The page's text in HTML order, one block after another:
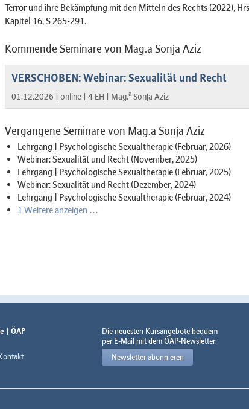
Terror und ihre Bekämpfung mit den Mitteln des Rechts (2022),
Kapitel 16, S 265-291.
Kommende Seminare von Mag.a Sonja Aziz
VERSCHOBEN: Webinar: Sexualität und Recht
01.12.2026 | online | 4 EH | Mag.aSonja Aziz
Vergangene Seminare von Mag.a Sonja Aziz
Lehrgang | Psychologische Sexualtherapie (Februar, 2026)
Webinar: Sexualität und Recht (November, 2025)
Lehrgang | Psychologische Sexualtherapie (Februar, 2025)
Webinar: Sexualität und Recht (Dezember, 2024)
Lehrgang | Psychologische Sexualtherapie (Februar, 2024)
1 Weitere anzeigen …
| ÖAP
Die neuesten Kursangebote bequem
per E-Mail mit dem ÖAP-Newsletter:
Newsletter abonnieren